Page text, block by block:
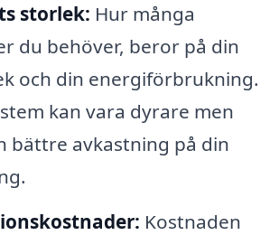
storlek: Hur många
du behöver, beror på din
och din energiförbrukning.
kan vara dyrare men
bättre avkastning på din
Kostnaden